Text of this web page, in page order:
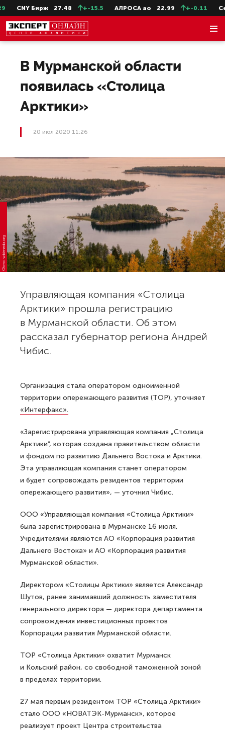
CNY Бирж 27.48 +-15.5 АЛРОСА ао 22.99 +-0.11
В Мурманской области
появилась «Столица
Арктики»
20 июл 2020 11:26
Фото: wikimedia.org
Управляющая компания «Столица
Арктики» прошла регистрацию
в Мурманской области. Об этом
рассказал губернатор региона Андрей
Чибис.
Организация стала оператором одноименной
территории опережающего развития (ТОР), уточняет
«Интерфакс».
«Зарегистрирована управляющая компания „Столица
Арктики“, которая создана правительством области
и фондом по развитию Дальнего Востока и Арктики.
Эта управляющая компания станет оператором
и будет сопровождать резидентов территории
опережающего развития», — уточнил Чибис.
ООО «Управляющая компания «Столица Арктики»
была зарегистрирована в Мурманске 16 июля.
Учредителями являются АО «Корпорация развития
Дальнего Востока» и АО «Корпорация развития
Мурманской области».
Директором «Столицы Арктики» является Александр
Шутов, ранее занимавший должность заместителя
генерального директора — директора департамента
сопровождения инвестиционных проектов
Корпорации развития Мурманской области.
ТОР «Столица Арктики» охватит Мурманск
и Кольский район, со свободной таможенной зоной
в пределах территории.
27 мая первым резидентом ТОР «Столица Арктики»
стало ООО «НОВАТЭК-Мурманск», которое
реализует проект Центра строительства